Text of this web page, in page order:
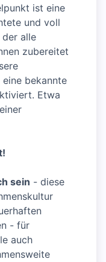
ist eine
und voll
alle
zubereitet
eine bekannte
Etwa
sein - diese
- für
auch